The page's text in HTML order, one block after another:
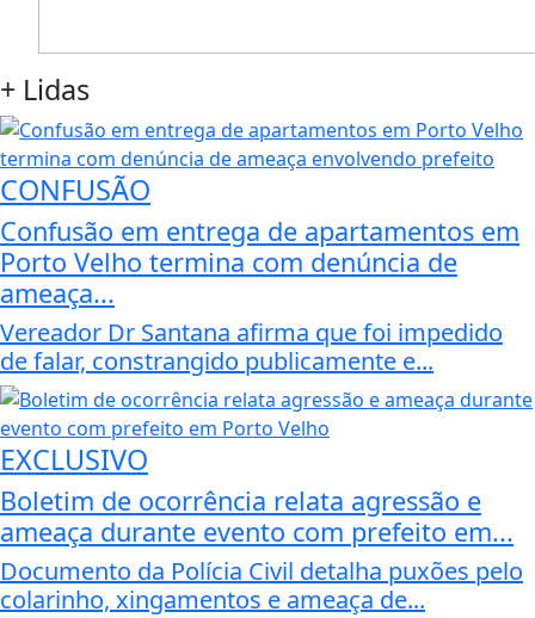
+ Lidas
CONFUSÃO
Confusão em entrega de apartamentos em
Porto Velho termina com denúncia de
ameaça...
Vereador Dr Santana afirma que foi impedido
de falar, constrangido publicamente e...
EXCLUSIVO
Boletim de ocorrência relata agressão e
ameaça durante evento com prefeito em...
Documento da Polícia Civil detalha puxões pelo
colarinho, xingamentos e ameaça de...